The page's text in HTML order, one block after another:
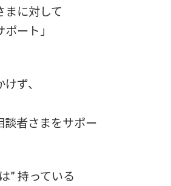
まに対して
ポート」
ず、
談者さまをサポー
” 持っている